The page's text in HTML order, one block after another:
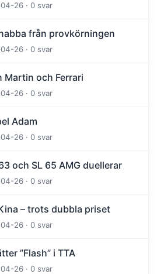
26 · 0 svar
från provkörningen
26 · 0 svar
Martin och Ferrari
26 · 0 svar
Adam
26 · 0 svar
och SL 65 AMG duellerar
26 · 0 svar
– trots dubbla priset
26 · 0 svar
”Flash” i TTA
26 · 0 svar